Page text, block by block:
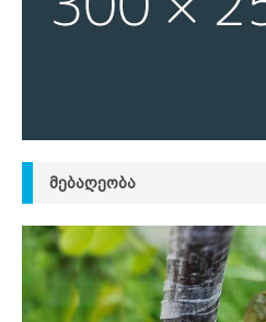
ᲛᲔᲑᲐᲦᲔᲝᲑᲐ